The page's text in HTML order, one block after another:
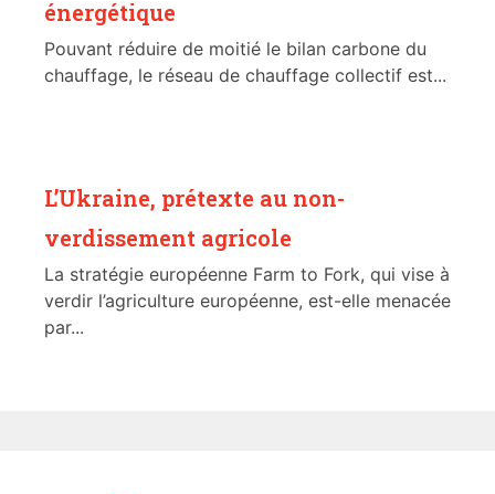
énergétique
Pouvant réduire de moitié le bilan carbone du
chauffage, le réseau de chauffage collectif est...
L’Ukraine, prétexte au non-
verdissement agricole
La stratégie européenne Farm to Fork, qui vise à
verdir l’agriculture européenne, est-elle menacée
par...